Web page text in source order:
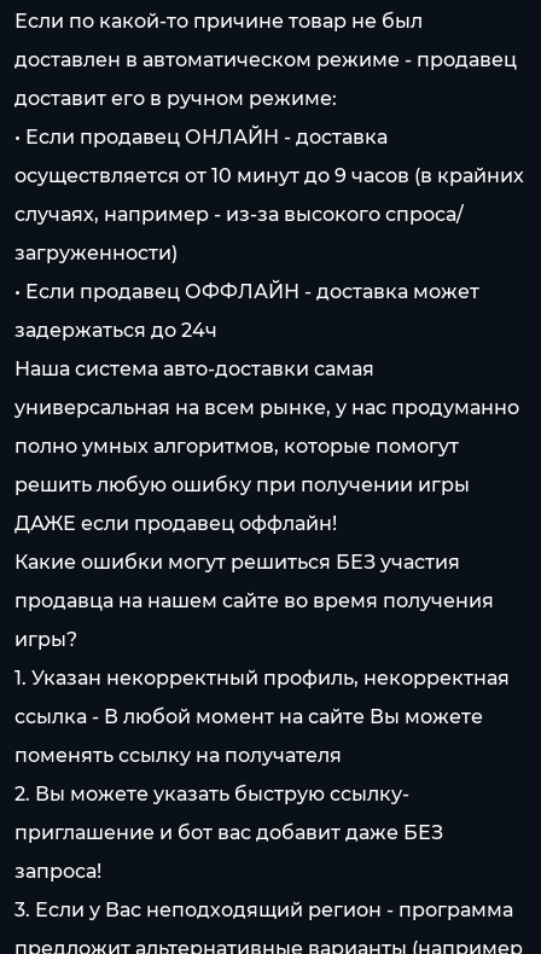
Если по какой-то причине товар не был
доставлен в автоматическом режиме - продавец
доставит его в ручном режиме:
• Если продавец ОНЛАЙН - доставка
осуществляется от 10 минут до 9 часов (в крайних
случаях, например - из-за высокого спроса/
загруженности)
• Если продавец ОФФЛАЙН - доставка может
задержаться до 24ч
Наша система авто-доставки самая
универсальная на всем рынке, у нас продуманно
полно умных алгоритмов, которые помогут
решить любую ошибку при получении игры
ДАЖЕ если продавец оффлайн!
Какие ошибки могут решиться БЕЗ участия
продавца на нашем сайте во время получения
игры?
1. Указан некорректный профиль, некорректная
ссылка - В любой момент на сайте Вы можете
поменять ссылку на получателя
2. Вы можете указать быструю ссылку-
приглашение и бот вас добавит даже БЕЗ
запроса!
3. Если у Вас неподходящий регион - программа
предложит альтернативные варианты (например